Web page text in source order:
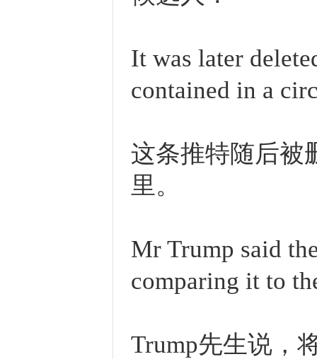
It was later
contained in a
这条推特随后被
里。
Mr Trump said
comparing it to
Trump先生说，